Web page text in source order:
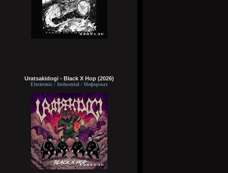
Uratsakidogi - Black X Hop (2026)
Electronic / Industrial / Неформат